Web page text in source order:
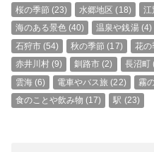
桜の季節 (23) 水郷地区 (18) 江
海のある景色(40) 温泉や銭湯(4)
石狩市(54) 秋の季節 (17) 花の
赤井川村(9) 釧路市 (2) 長沼町
雲海(6) 電車やバス旅 (22) 霧
食のことや飲み物 (17) 駅 (23)